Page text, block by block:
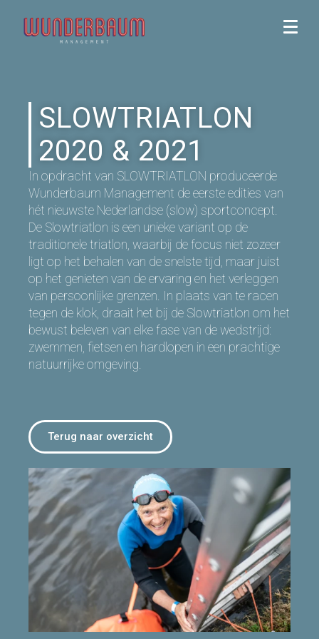
SLOWTRIATLON
2020 & 2021
In opdracht van SLOWTRIATLON produceerde
Wunderbaum Management de eerste edities van
hét nieuwste Nederlandse (slow) sportconcept.
De Slowtriatlon is een unieke variant op de
traditionele triatlon, waarbij de focus niet zozeer
ligt op het behalen van de snelste tijd, maar juist
op het genieten van de ervaring en het verleggen
van persoonlijke grenzen. In plaats van te racen
tegen de klok, draait het bij de Slowtriatlon om het
bewust beleven van elke fase van de wedstrijd:
zwemmen, fietsen en hardlopen in een prachtige
natuurrijke omgeving.
Terug naar overzicht